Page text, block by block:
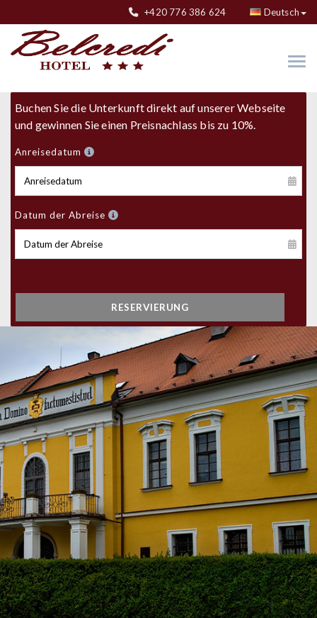
+420 776 386 624 Deutsch
Buchen Sie die Unterkunft direkt auf unserer Webseite
und gewinnen Sie einen Preisnachlass bis zu 10%.
Anreisedatum
Datum der Abreise
RESERVIERUNG